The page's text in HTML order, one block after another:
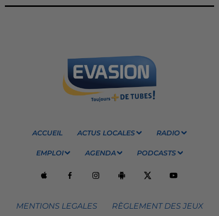
ACCUEIL ACTUS LOCALES RADIO
EMPLOI AGENDA PODCASTS
MENTIONS LEGALES RÈGLEMENT DES JEUX